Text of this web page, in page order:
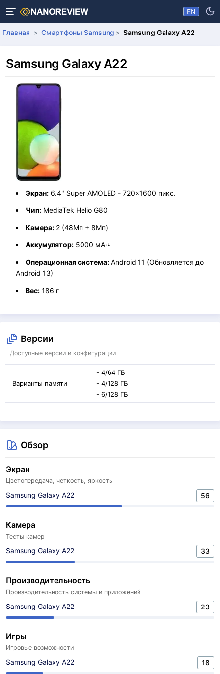
EN
Главная Смартфоны Samsung Samsung Galaxy A22
Samsung Galaxy A22
Экран: 6.4" Super AMOLED - 720x1600 пикс.
Чип: MediaTek Helio G80
Камера: 2 (48Мп + 8Мп)
Аккумулятор: 5000 мА·ч
Операционная система: Android 11 (Обновляется до
Android 13)
Вес: 186 г
Версии
Доступные версии и конфигурации
Варианты памяти
- 4/64 ГБ
- 4/128 ГБ
- 6/128 ГБ
Обзор
Экран
Цветопередача, четкость, яркость
Samsung Galaxy A22 56
Камера
Тесты камер
Samsung Galaxy A22 33
Производительность
Производительность системы и приложений
Samsung Galaxy A22 23
Игры
Игровые возможности
Samsung Galaxy A22 18